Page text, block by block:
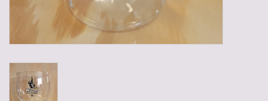
Mixdozen
Streekproducten
Sweets